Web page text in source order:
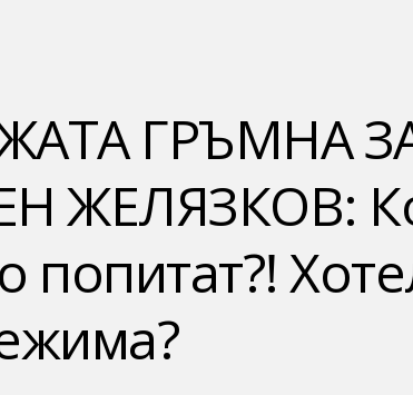
ГРЪМНА
ЖЕЛЯЗКОВ:
попитат?!